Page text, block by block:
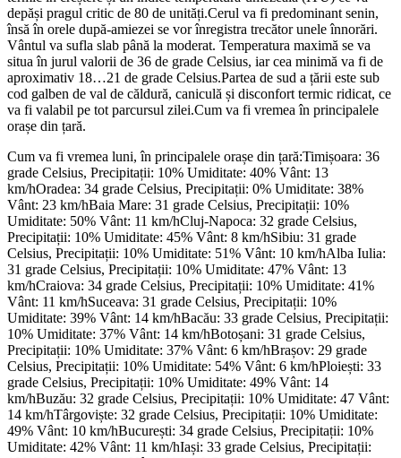
depăși pragul critic de 80 de unități.Cerul va fi predominant senin,
însă în orele după-amiezei se vor înregistra trecător unele înnorări.
Vântul va sufla slab până la moderat. Temperatura maximă se va
situa în jurul valorii de 36 de grade Celsius, iar cea minimă va fi de
aproximativ 18…21 de grade Celsius.Partea de sud a țării este sub
cod galben de val de căldură, caniculă și disconfort termic ridicat, ce
va fi valabil pe tot parcursul zilei.Cum va fi vremea în principalele
orașe din țară.
Cum va fi vremea luni, în principalele orașe din țară:Timișoara: 36
grade Celsius, Precipitații: 10% Umiditate: 40% Vânt: 13
km/hOradea: 34 grade Celsius, Precipitații: 0% Umiditate: 38%
Vânt: 23 km/hBaia Mare: 31 grade Celsius, Precipitații: 10%
Umiditate: 50% Vânt: 11 km/hCluj-Napoca: 32 grade Celsius,
Precipitații: 10% Umiditate: 45% Vânt: 8 km/hSibiu: 31 grade
Celsius, Precipitații: 10% Umiditate: 51% Vânt: 10 km/hAlba Iulia:
31 grade Celsius, Precipitații: 10% Umiditate: 47% Vânt: 13
km/hCraiova: 34 grade Celsius, Precipitații: 10% Umiditate: 41%
Vânt: 11 km/hSuceava: 31 grade Celsius, Precipitații: 10%
Umiditate: 39% Vânt: 14 km/hBacău: 33 grade Celsius, Precipitații:
10% Umiditate: 37% Vânt: 14 km/hBotoșani: 31 grade Celsius,
Precipitații: 10% Umiditate: 37% Vânt: 6 km/hBrașov: 29 grade
Celsius, Precipitații: 10% Umiditate: 54% Vânt: 6 km/hPloiești: 33
grade Celsius, Precipitații: 10% Umiditate: 49% Vânt: 14
km/hBuzău: 32 grade Celsius, Precipitații: 10% Umiditate: 47 Vânt:
14 km/hTârgoviște: 32 grade Celsius, Precipitații: 10% Umiditate:
49% Vânt: 10 km/hBucurești: 34 grade Celsius, Precipitații: 10%
Umiditate: 42% Vânt: 11 km/hIași: 33 grade Celsius, Precipitații: